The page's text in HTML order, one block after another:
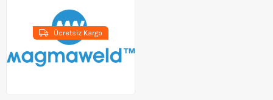
Ücretsiz Kargo